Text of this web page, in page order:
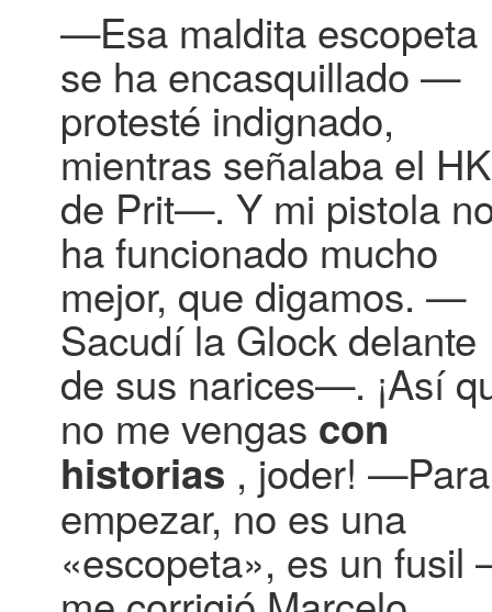
—Esa maldita escopeta
se ha encasquillado —
protesté indignado,
mientras señalaba el HK
de Prit—. Y mi pistola
ha funcionado mucho
mejor, que digamos. —
Sacudí la Glock delante
de sus narices—. ¡Así
no me vengas con
historias , joder! —Para
empezar, no es una
«escopeta», es un